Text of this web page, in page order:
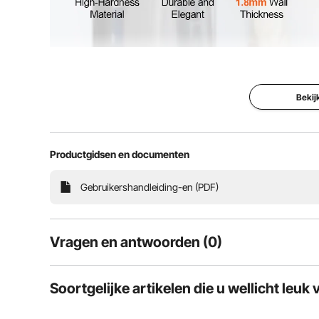
een perfecte combinatie van esthetiek en
die betrouwbare crowd
Productgidsen en documenten
Gebruikershandleiding-en (PDF)
Vragen en antwoorden (0)
Is het product duurzaam? ...
Soortgelijke artikelen die u wellicht leuk